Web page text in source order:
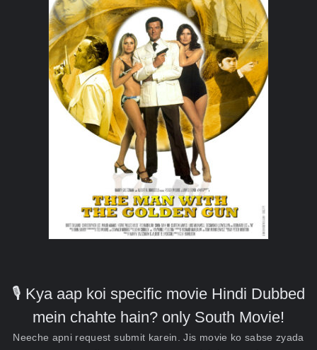
🎙️ Kya aap koi specific movie Hindi Dubbed
mein chahte hain? only South Movie!
Neeche apni request submit karein. Jis movie ko sabse zyada